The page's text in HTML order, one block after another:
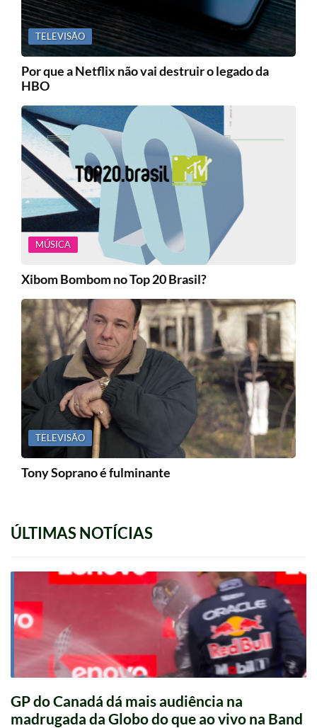
TELEVISÃO
Por que a Netflix não vai destruir o legado da
HBO
MÚSICA
Xibom Bombom no Top 20 Brasil?
TELEVISÃO
Tony Soprano é fulminante
ÚLTIMAS NOTÍCIAS
GP do Canadá dá mais audiência na
madrugada da Globo do que ao vivo na Band